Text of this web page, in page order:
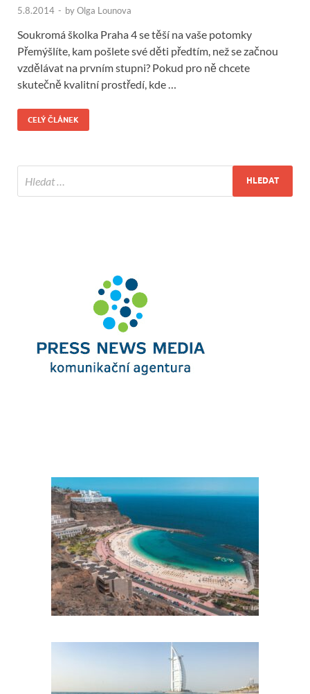
5.8.2014 - byOlga Lounova
Soukromá školka Praha 4 se těší na vaše potomky
Přemýšlíte, kam pošlete své děti předtím, než se začnou
vzdělávat na prvním stupni? Pokud pro ně chcete
skutečně kvalitní prostředí, kde …
CELÝ ČLÁNEK